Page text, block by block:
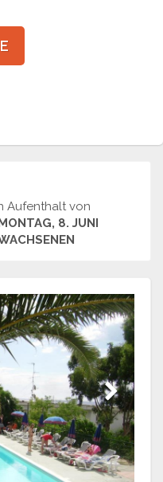
Aufenthalt von
8. JUNI
Next